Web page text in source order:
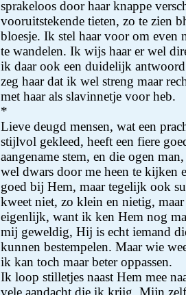
sprakeloos door haar knappe
vooruitstekende tieten, zo te zien
bloesje. Ik stel haar voor om even
te wandelen. Ik wijs haar er wel
ik daar ook een duidelijk
zeg haar dat ik wel streng maar
met haar als slavinnetje voor heb.
*
Lieve deugd mensen, wat een
stijlvol gekleed, heeft een fiere
aangename stem, en die ogen
wel dwars door me heen te kijken
goed bij Hem, maar tegelijk ook
kweet niet, zo klein en nietig,
eigenlijk, want ik ken Hem nog
mij geweldig, Hij is echt iemand
kunnen bestempelen. Maar wie
ik kan toch maar beter oppassen.
Ik loop stilletjes naast Hem mee
vele aandacht die ik krijg. Mijn